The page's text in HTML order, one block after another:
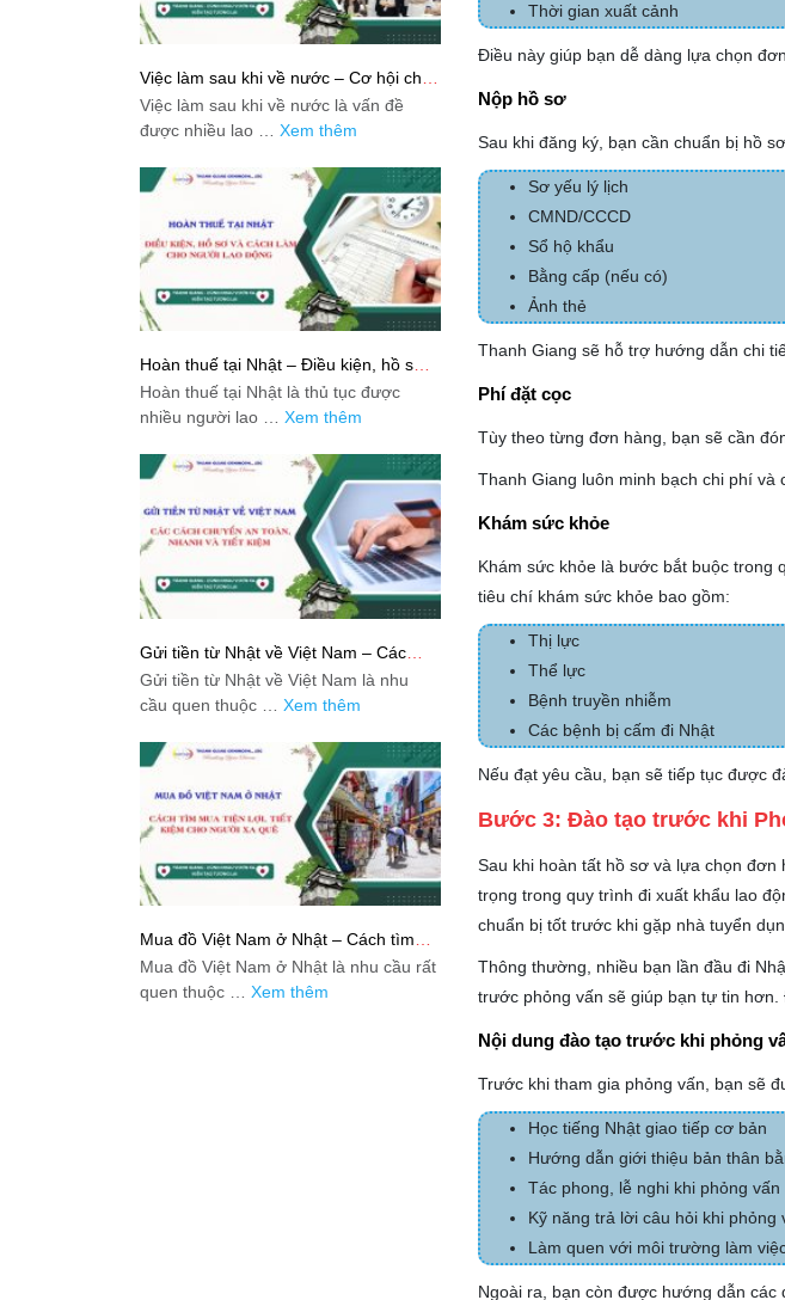
Thời gian xuất cảnh
Điều này giúp bạn dễ dàng lựa chọn
Nộp hồ sơ
Sau khi đăng ký, bạn cần chuẩn bị hồ
Sơ yếu lý lịch
CMND/CCCD
Sổ hộ khẩu
Bằng cấp (nếu có)
Ảnh thẻ
Thanh Giang sẽ hỗ trợ hướng dẫn chi
Phí đặt cọc
Tùy theo từng đơn hàng, bạn sẽ cần
Thanh Giang luôn minh bạch chi phí và
Khám sức khỏe
Khám sức khỏe là bước bắt buộc trong
tiêu chí khám sức khỏe bao gồm:
Thị lực
Thể lực
Bệnh truyền nhiễm
Các bệnh bị cấm đi Nhật
Nếu đạt yêu cầu, bạn sẽ tiếp tục được
Bước 3: Đào tạo trước khi
Sau khi hoàn tất hồ sơ và lựa chọn
trọng trong quy trình đi xuất khẩu lao
chuẩn bị tốt trước khi gặp nhà tuyển
Thông thường, nhiều bạn lần đầu đi
trước phỏng vấn sẽ giúp bạn tự tin
Nội dung đào tạo trước khi phỏng
Trước khi tham gia phỏng vấn, bạn sẽ
Học tiếng Nhật giao tiếp cơ bản
Hướng dẫn giới thiệu bản thân
Tác phong, lễ nghi khi phỏng vấn
Kỹ năng trả lời câu hỏi khi phỏng
Làm quen với môi trường làm
Ngoài ra, bạn còn được hướng dẫn
Việc làm sau khi về nước – Cơ hội cho
lao động từng đi Nhật
Việc làm sau khi về nước là vấn đề
được nhiều lao … Xem thêm
Hoàn thuế tại Nhật – Điều kiện, hồ sơ
và cách làm cho người lao động
Hoàn thuế tại Nhật là thủ tục được
nhiều người lao … Xem thêm
Gửi tiền từ Nhật về Việt Nam – Các
cách chuyển an toàn, nhanh và tiết
kiệm
Gửi tiền từ Nhật về Việt Nam là nhu
cầu quen thuộc … Xem thêm
Mua đồ Việt Nam ở Nhật – Cách tìm
mua tiện lợi, tiết kiệm cho người xa quê
Mua đồ Việt Nam ở Nhật là nhu cầu rất
quen thuộc … Xem thêm